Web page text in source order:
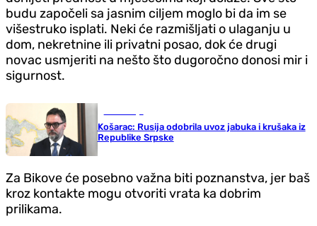
budu započeli sa jasnim ciljem moglo bi da im se
višestruko isplati. Neki će razmišljati o ulaganju u
dom, nekretnine ili privatni posao, dok će drugi
novac usmjeriti na nešto što dugoročno donosi mir i
sigurnost.
Košarac: Rusija odobrila uvoz jabuka i krušaka iz
Republike Srpske
Za Bikove će posebno važna biti poznanstva, jer baš
kroz kontakte mogu otvoriti vrata ka dobrim
prilikama.